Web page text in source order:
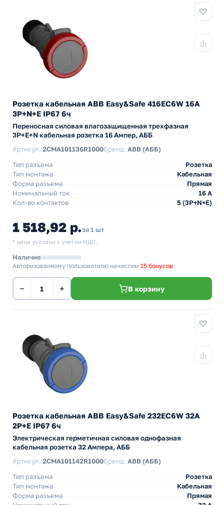
Розетка кабельная ABB Easy&Safe 416EC6W 16А
3P+N+E IP67 6ч
Переносная силовая влагозащищенная трехфазная
3P+E+N кабельная розетка 16 Ампер, АББ
Артикул: 2CMA101136R1000Бренд: ABB (АББ)
Тип разъема
Розетка
Тип монтажа
Кабельная
Форма разъема
Прямая
Номинальный ток
16 А
Кол-во контактов
5 (3P+N+E)
1 518,92 р.за 1 шт
* цена указана с учетом НДС.
Наличие
Авторизованному пользователю начислим 15 бонусов
− + В корзину
Розетка кабельная ABB Easy&Safe 232EC6W 32А
2P+E IP67 6ч
Электрическая герметичная силовая однофазная
кабельная розетка 32 Ампера, АББ
Артикул: 2CMA101142R1000Бренд: ABB (АББ)
Тип разъема
Розетка
Тип монтажа
Кабельная
Форма разъема
Прямая